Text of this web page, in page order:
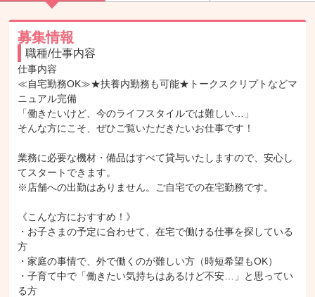
募集情報
職種/仕事内容
仕事内容
≪自宅勤務OK≫★扶養内勤務も可能★トークスクリプトなどマ
ニュアル完備
「働きたいけど、今のライフスタイルでは難しい…」
そんな方にこそ、ぜひご覧いただきたいお仕事です！
業務に必要な機材・備品はすべて貸与いたしますので、安心し
てスタートできます。
※店舗への出勤はありません。ご自宅での在宅勤務です。
《こんな方におすすめ！》
・お子さまの予定に合わせて、在宅で働ける仕事を探している
方
・家庭の事情で、外で働くのが難しい方（時短希望もOK）
・子育て中で「働きたい気持ちはあるけど不安…」と思ってい
る方